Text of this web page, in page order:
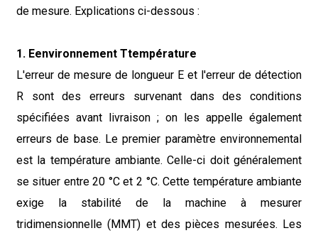
de mesure. Explications ci-dessous :
1. Eenvironnement Ttempérature
L'erreur de mesure de longueur E et l'erreur de détection
R sont des erreurs survenant dans des conditions
spécifiées avant livraison ; on les appelle également
erreurs de base. Le premier paramètre environnemental
est la température ambiante. Celle-ci doit généralement
se situer entre 20 °C et 2 °C. Cette température ambiante
exige la stabilité de la machine à mesurer
tridimensionnelle (MMT) et des pièces mesurées. Les